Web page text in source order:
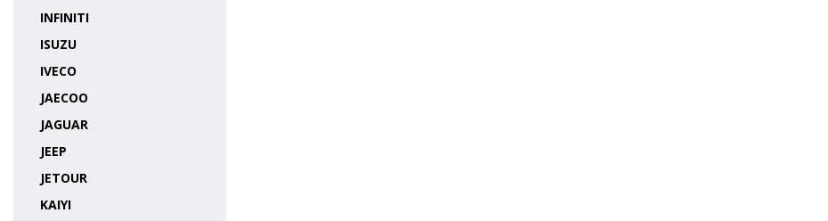
INFINITI
ISUZU
IVECO
JAECOO
JAGUAR
JEEP
JETOUR
KAIYI